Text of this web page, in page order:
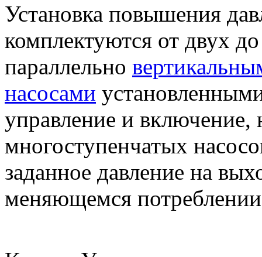
Установка повышения
комплектуются от двух
параллельно
насосами
управление и включение,
многоступенчатых
заданное давление на
меняющемся